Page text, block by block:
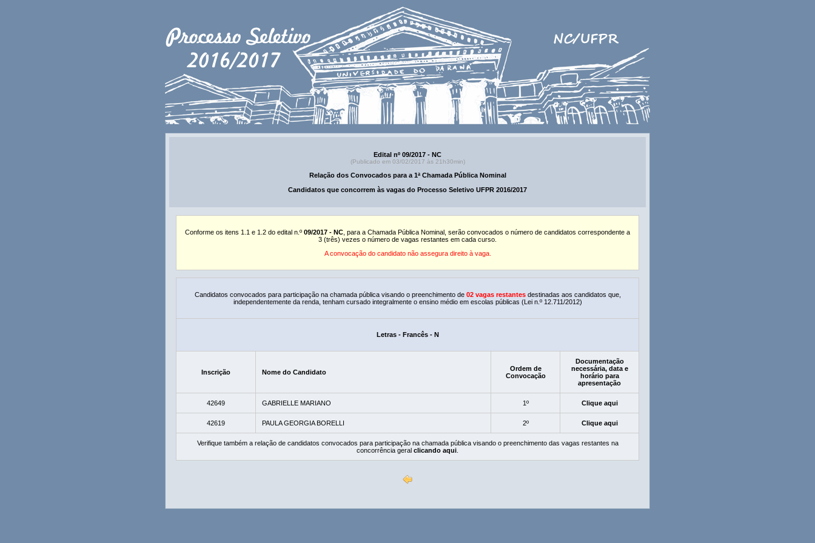
Edital nº 09/2017 - NC
(Publicado em 03/02/2017 às 21h30min)
Relação dos Convocados para a 1ª Chamada Pública Nominal
Candidatos que concorrem às vagas do Processo Seletivo UFPR 2016/2017
Conforme os itens 1.1 e 1.2 do edital n.º 09/2017 - NC , para a Chamada Pública Nominal, serão convocados o número de candidatos correspondente a
3 (três) vezes o número de vagas restantes em cada curso.
A convocação do candidato não assegura direito à vaga.
Candidatos convocados para participação na chamada pública visando o preenchimento de 02 vagas restantes destinadas aos candidatos que,
independentemente da renda, tenham cursado integralmente o ensino médio em escolas públicas (Lei n.º 12.711/2012)
Letras - Francês - N
Inscrição Nome do Candidato
Ordem de
Convocação
Documentação
necessária, data e
horário para
apresentação
42649 GABRIELLE MARIANO 1º Clique aqui
42619 PAULA GEORGIA BORELLI 2º Clique aqui
Verifique também a relação de candidatos convocados para participação na chamada pública visando o preenchimento das vagas restantes na
concorrência geral clicando aqui